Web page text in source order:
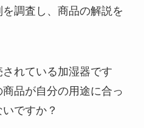
調査し、商品の解説を
れている加湿器です
品が自分の用途に合っ
ですか？